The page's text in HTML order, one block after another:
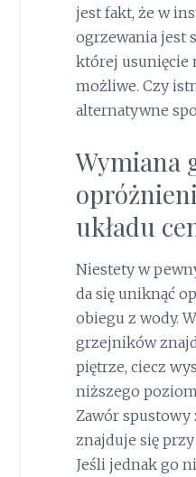
jest fakt, że w
ogrzewania jest
której usunięcie
możliwe. Czy
alternatywne
Wymiana
układu
Niestety w
da się uniknąć
obiegu z wody.
grzejników
piętrze, ciecz
niższego
Zawór spustowy
znajduje się
Jeśli jednak go